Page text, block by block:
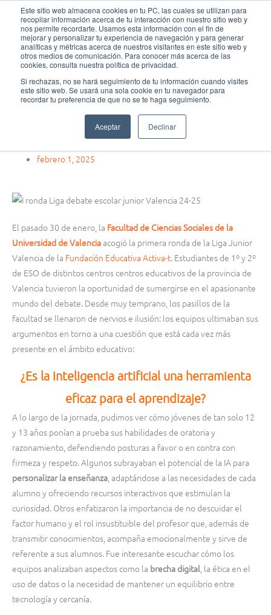
Este sitio web almacena cookies en tu PC, las cuales se utilizan para
recopilar información acerca de tu interacción con nuestro sitio web y
nos permite recordarte. Usamos esta información con el fin de
mejorar y personalizar tu experiencia de navegación y para generar
analíticas y métricas acerca de nuestros visitantes en este sitio web y
otros medios de comunicación. Para conocer más acerca de las
cookies, consulta nuestra política de privacidad.
Si rechazas, no se hará seguimiento de tu información cuando visites
este sitio web. Se usará una sola cookie en tu navegador para
recordar tu preferencia de que no se te haga seguimiento.
Aceptar Declinar
contenido
Fundación Actívate
Liga de debate,Ligas y torneos de
1ª Ronda Liga Debate Escolar Junior Valencia curso 24-25
febrero 1, 2025
El pasado 30 de enero, la Facultad de Ciencias Sociales de la
Universidad de Valenciaacogió la primera ronda de la Liga Junior
Valencia de la Fundación Educativa Activa-t. Estudiantes de 1º y 2º
de ESO de distintos centros centros educativos de la provincia de
Valencia tuvieron la oportunidad de sumergirse en el apasionante
mundo del debate. Desde muy temprano, los pasillos de la
facultad se llenaron de nervios e ilusión: los equipos ultimaban sus
argumentos en torno a una cuestión que está cada vez más
presente en el ámbito educativo:
¿Es la inteligencia artificial una herramienta
eficaz para el aprendizaje?
A lo largo de la jornada, pudimos ver cómo jóvenes de tan solo 12
y 13 años ponían a prueba sus habilidades de oratoria y
razonamiento, defendiendo posturas a favor o en contra con
firmeza y respeto. Algunos subrayaban el potencial de la IA para
personalizar la enseñanza , adaptándose a las necesidades de cada
alumno y ofreciendo recursos interactivos que estimulan la
curiosidad. Otros enfatizaron la importancia de no descuidar el
factor humano y el rol insustituible del profesor que, además de
transmitir conocimientos, acompaña emocionalmente y sirve de
referente a sus alumnos. Fue interesante escuchar cómo los
equipos analizaban aspectos como la brecha digital , la ética en el
uso de datos o la necesidad de mantener un equilibrio entre
tecnología y cercanía.